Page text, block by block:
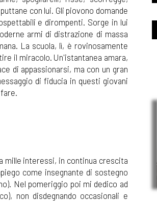
con lui. Gli piovono domande
e dirompenti. Sorge in lui
armi di distrazione di massa
La scuola, lì, è rovinosamente
il miracolo. Un'istantanea amara,
di appassionarsi, ma con un gran
di fiducia in questi giovani
mille interessi, in continua crescita
come insegnante di sostegno
Nel pomeriggio poi mi dedico ad
non disdegnando occasionali e